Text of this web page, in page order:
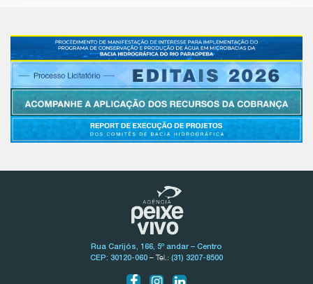
Rua Carijós, 166, 5º andar – Centro
CEP: 30120-060 – Tel.: (31) 3207-8500